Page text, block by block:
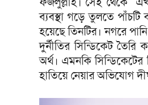
ব্যবস্থা গড়ে তুলতে পাঁচটি
হয়েছে তিনটির। নগরে
দুর্নীতির সিন্ডিকেট
অর্থ। এমনকি
হাতিয়ে নেয়ার অভিযোগ